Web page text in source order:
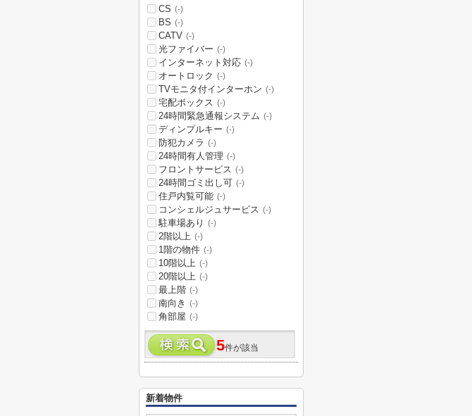
CS (-)
BS (-)
CATV (-)
光ファイバー (-)
インターネット対応 (-)
オートロック (-)
TVモニタ付インターホン (-)
宅配ボックス (-)
24時間緊急通報システム (-)
ディンプルキー (-)
防犯カメラ (-)
24時間有人管理 (-)
フロントサービス (-)
24時間ゴミ出し可 (-)
住戸内覧可能 (-)
コンシェルジュサービス (-)
駐車場あり (-)
2階以上 (-)
1階の物件 (-)
10階以上 (-)
20階以上 (-)
最上階 (-)
南向き (-)
角部屋 (-)
5件が該当
新着物件